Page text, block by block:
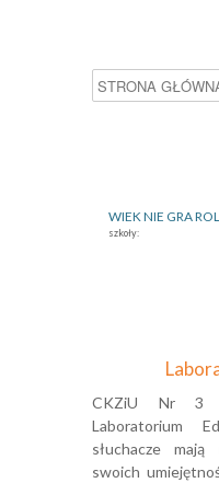
WIEK NIE GRA
szkoły:
CKZiU Nr 3
Laboratorium
słuchacze mają
swoich